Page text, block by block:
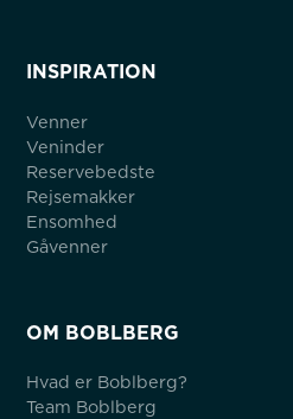
INSPIRATION
Venner
Veninder
Reservebedste
Rejsemakker
Ensomhed
Gåvenner
OM BOBLBERG
Hvad er Boblberg?
Team Boblberg